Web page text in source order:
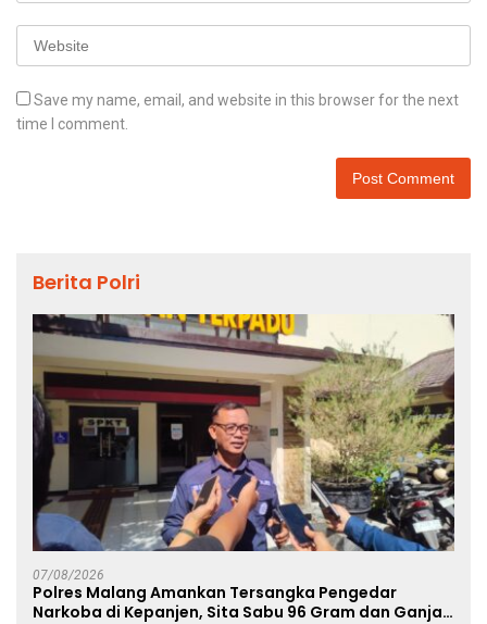
Save my name, email, and website in this browser for the next
time I comment.
Berita Polri
07/08/2026
Polres Malang Amankan Tersangka Pengedar
Narkoba di Kepanjen, Sita Sabu 96 Gram dan Ganja